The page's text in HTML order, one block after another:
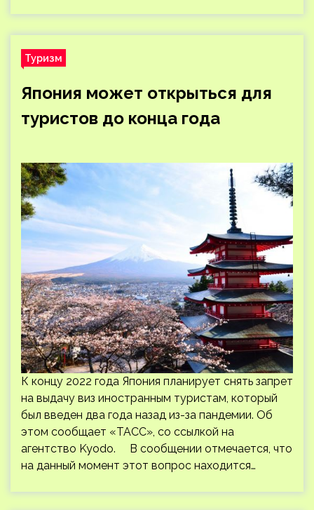
Туризм
Япония может открыться для
туристов до конца года
К концу 2022 года Япония планирует снять запрет
на выдачу виз иностранным туристам, который
был введен два года назад из-за пандемии. Об
этом сообщает «ТАСС», со ссылкой на
агентство Kyodo. В сообщении отмечается, что
на данный момент этот вопрос находится…